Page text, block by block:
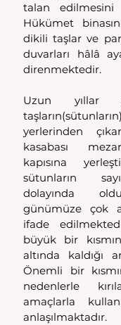
talan edilmesini
Hükümet
dikili taşlar ve
duvarları hâlâ
direnmektedir.
Uzun yıllar
yerlerinden
kasabası
kapısına
sütunların
dolayında
günümüze çok
ifade
büyük bir
altında kaldığı
Önemli bir
nedenlerle
amaçlarla